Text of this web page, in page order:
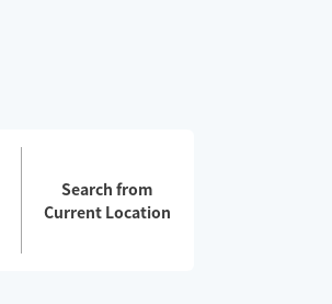
Search from
Current Location